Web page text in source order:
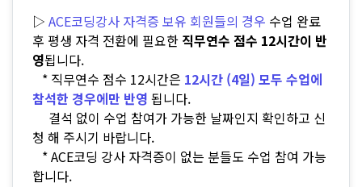
▷ ACE코딩강사 자격증 보유 회원들의 경우 수업 완료
후 평생 자격 전환에 필요한 직무연수 점수 12시간이 반
영됩니다.
* 직무연수 점수 12시간은 12시간 (4일) 모두 수업에
참석한 경우에만 반영 됩니다.
결석 없이 수업 참여가 가능한 날짜인지 확인하고 신
청 해 주시기 바랍니다.
* ACE코딩 강사 자격증이 없는 분들도 수업 참여 가능
합니다.